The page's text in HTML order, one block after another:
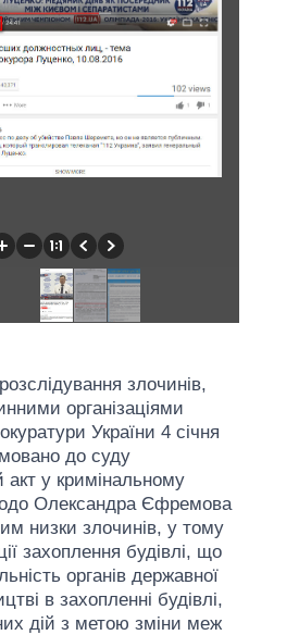
злочинів,
організаціями
України 4 січня
до суду
у кримінальному
Олександра Єфремова
низки злочинів, у тому
захоплення будівлі, що
органів державної
в захопленні будівлі,
дій з метою зміни меж